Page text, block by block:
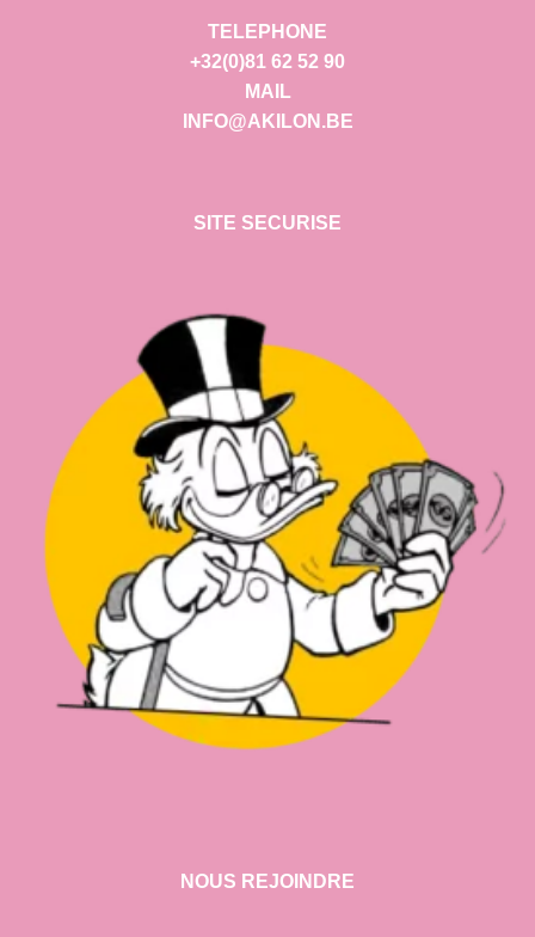
TELEPHONE
+32(0)81 62 52 90
MAIL
INFO@AKILON.BE
SITE SECURISE
NOUS REJOINDRE